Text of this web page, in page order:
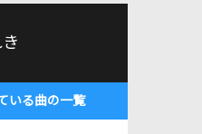
いる曲の一覧